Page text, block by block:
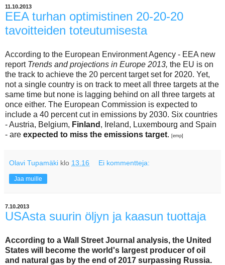
11.10.2013
EEA turhan optimistinen 20-20-20
tavoitteiden toteutumisesta
According to the European Environment Agency - EEA new
report Trends and projections in Europe 2013, the EU is on
the track to achieve the 20 percent target set for 2020. Yet,
not a single country is on track to meet all three targets at the
same time but none is lagging behind on all three targets at
once either. The European Commission is expected to
include a 40 percent cut in emissions by 2030. Six countries
- Austria, Belgium, Finland , Ireland, Luxembourg and Spain
- are expected to miss the emissions target. [emp]
Olavi Tupamäki klo 13.16 Ei kommentteja:
Jaa muille
7.10.2013
USAsta suurin öljyn ja kaasun tuottaja
According to a Wall Street Journal analysis, the United
States will become the world's largest producer of oil
and natural gas by the end of 2017 surpassing Russia.